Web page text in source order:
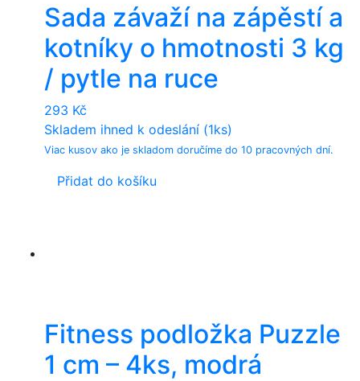
Sada závaží na zápěstí a
kotníky o hmotnosti 3 kg
/ pytle na ruce
293 Kč
Skladem ihned k odeslání (1ks)
Viac kusov ako je skladom doručíme do 10 pracovných dní.
Přidat do košíku
Fitness podložka Puzzle
1 cm – 4ks, modrá